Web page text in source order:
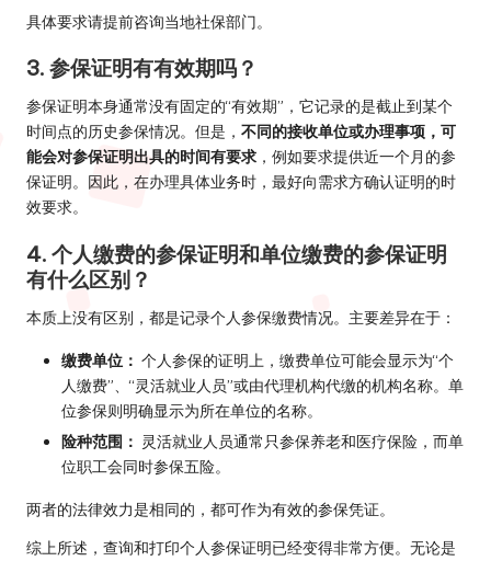
具体要求请提前咨询当地社保部门。
3. 参保证明有有效期吗？
参保证明本身通常没有固定的“有效期”，它记录的是截止到某个
时间点的历史参保情况。但是， 不同的接收单位或办理事项，可
能会对参保证明出具的时间有要求 ，例如要求提供近一个月的参
保证明。因此，在办理具体业务时，最好向需求方确认证明的时
效要求。
4. 个人缴费的参保证明和单位缴费的参保证明
有什么区别？
本质上没有区别，都是记录个人参保缴费情况。主要差异在于：
缴费单位： 个人参保的证明上，缴费单位可能会显示为“个
人缴费”、“灵活就业人员”或由代理机构代缴的机构名称。单
位参保则明确显示为所在单位的名称。
险种范围： 灵活就业人员通常只参保养老和医疗保险，而单
位职工会同时参保五险。
两者的法律效力是相同的，都可作为有效的参保凭证。
综上所述，查询和打印个人参保证明已经变得非常方便。无论是